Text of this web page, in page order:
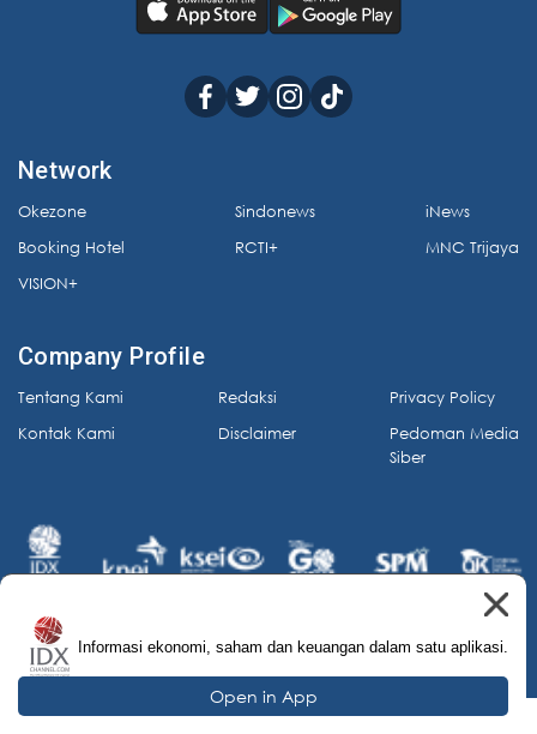
Network
Okezone
Booking Hotel
VISION+
Sindonews
RCTI+
iNews
MNC Trijaya
Company Profile
Tentang Kami
Kontak Kami
Redaksi
Disclaimer
Privacy Policy
Pedoman Media
Siber
© 2026 IDX Channel. All Rights Reserved.
Informasi ekonomi, saham dan keuangan dalam satu aplikasi.
Open in App